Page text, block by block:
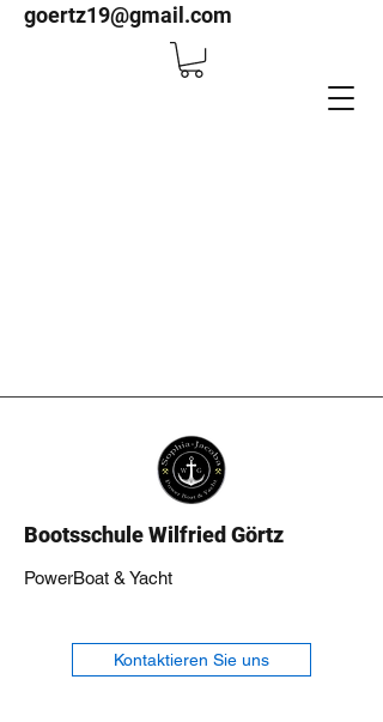
goertz19@gmail.com
Bootsschule Wilfried Görtz
PowerBoat & Yacht
Kontaktieren Sie uns